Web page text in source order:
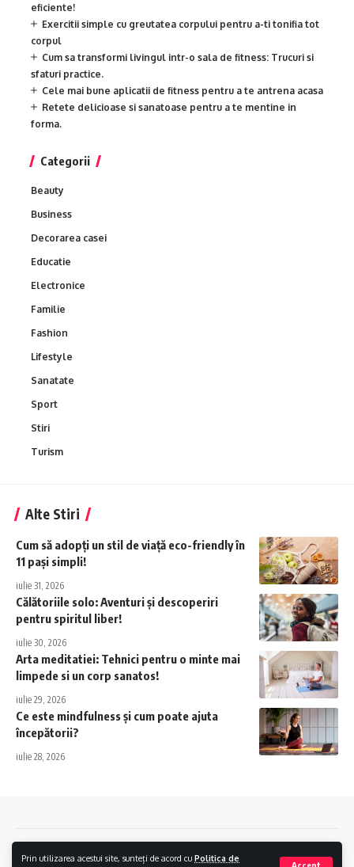
Prin utilizarea acestui site, sunteți de acord cu Politica de
Accept
eficiente!
Exercitii simple cu greutatea corpului pentru a-ti tonifia tot
corpul
Cum sa transformi livingul intr-o sala de fitness: Trucuri si
sfaturi practice.
Cele mai bune aplicatii de fitness pentru a te antrena acasa
Retete delicioase si sanatoase pentru a te mentine in
forma.
Categorii
Beauty
Business
Decorarea casei
Educatie
Electronice
Familie
Fashion
Lifestyle
Sanatate
Sport
Stiri
Turism
Alte Stiri
Cum să adopți un stil de viață eco-friendly în
11 pași simpli!
iulie 31, 2026
Călătoriile solo: Aventuri și descoperiri
pentru spiritul liber!
iulie 30, 2026
Arta meditatiei: Tehnici pentru o minte mai
limpede si un corp sanatos!
iulie 29, 2026
Ce este mindfulness și cum poate ajuta
începătorii?
iulie 28, 2026